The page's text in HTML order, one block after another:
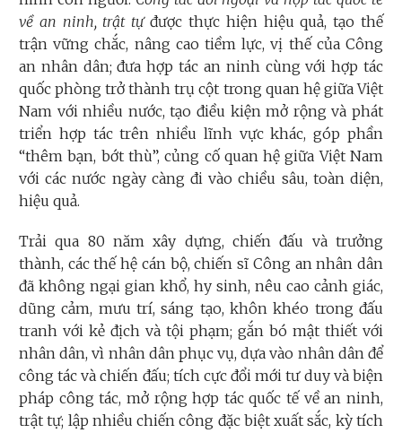
về an ninh, trật tựđược thực hiện hiệu quả, tạo thế
trận vững chắc, nâng cao tiềm lực, vị thế của Công
an nhân dân; đưa hợp tác an ninh cùng với hợp tác
quốc phòng trở thành trụ cột trong quan hệ giữa Việt
Nam với nhiều nước, tạo điều kiện mở rộng và phát
triển hợp tác trên nhiều lĩnh vực khác, góp phần
“thêm bạn, bớt thù”, củng cố quan hệ giữa Việt Nam
với các nước ngày càng đi vào chiều sâu, toàn diện,
hiệu quả.
Trải qua 80 năm xây dựng, chiến đấu và trưởng
thành, các thế hệ cán bộ, chiến sĩ Công an nhân dân
đã không ngại gian khổ, hy sinh, nêu cao cảnh giác,
dũng cảm, mưu trí, sáng tạo, khôn khéo trong đấu
tranh với kẻ địch và tội phạm; gắn bó mật thiết với
nhân dân, vì nhân dân phục vụ, dựa vào nhân dân để
công tác và chiến đấu; tích cực đổi mới tư duy và biện
pháp công tác, mở rộng hợp tác quốc tế về an ninh,
trật tự; lập nhiều chiến công đặc biệt xuất sắc, kỳ tích